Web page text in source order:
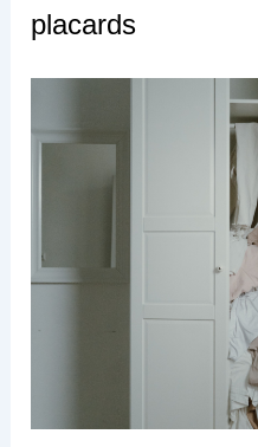
placards